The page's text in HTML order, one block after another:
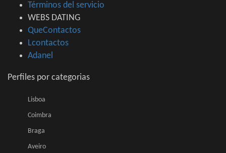
Términos del servicio
WEBS DATING
QueContactos
Lcontactos
Adanel
Perfiles por categorias
Lisboa
Coimbra
Braga
Aveiro